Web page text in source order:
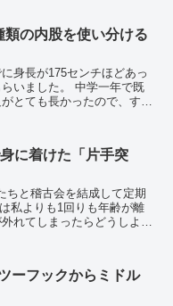
の内股を使い分ける
身長が175センチほどあっ
。 中学一年で既
とても長かったので、すぐ
に着けた「片手突
ちと稽古会を結成して定期
れてしまったらどうしよう
ーフックからミドル